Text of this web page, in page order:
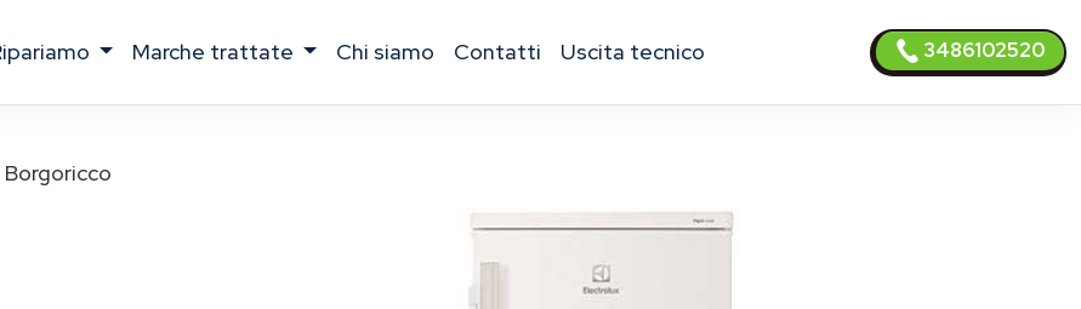
ripariamo marche trattate chi siamo contatti uscita tecnico 3486102520
Borgoricco